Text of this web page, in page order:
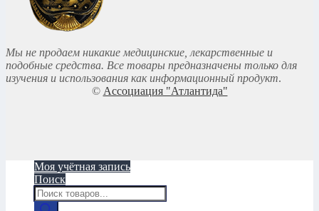
Мы не продаем никакие медицинские, лекарственные и
подобные средства. Все товары предназначены только для
изучения и использования как информационный продукт.
© Ассоциация "Атлантида"
Моя учётная запись
Поиск
Поиск
товаров